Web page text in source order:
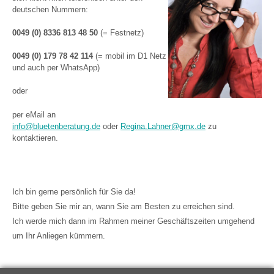
deutschen Nummern:
0049 (0) 8336 813 48 50 (= Festnetz)
0049 (0) 179 78 42 114 (= mobil im D1 Netz
und auch per WhatsApp)
oder
per eMail an
info@bluetenberatung.de oder Regina.Lahner@gmx.de zu
kontaktieren.
Ich bin gerne persönlich für Sie da!
Bitte geben Sie mir an, wann Sie am Besten zu erreichen sind.
Ich werde mich dann im Rahmen meiner Geschäftszeiten umgehend
um Ihr Anliegen kümmern.